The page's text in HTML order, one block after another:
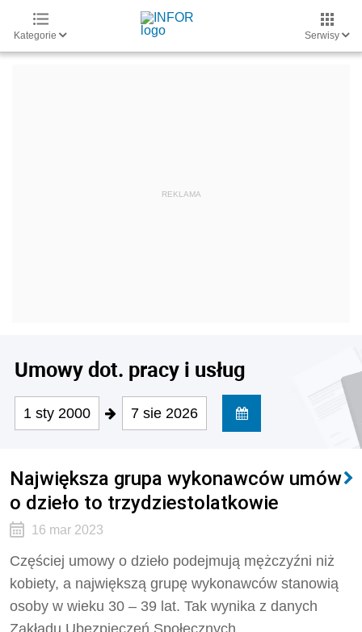
Kategorie Serwisy
Umowy dot. pracy i usług
1 sty 2000 7 sie 2026
Największa grupa wykonawców umów
o dzieło to trzydziestolatkowie
16 mar 2023
Częściej umowy o dzieło podejmują mężczyźni niż
kobiety, a największą grupę wykonawców stanowią
osoby w wieku 30 – 39 lat. Tak wynika z danych
Zakładu Ubezpieczeń Społecznych.